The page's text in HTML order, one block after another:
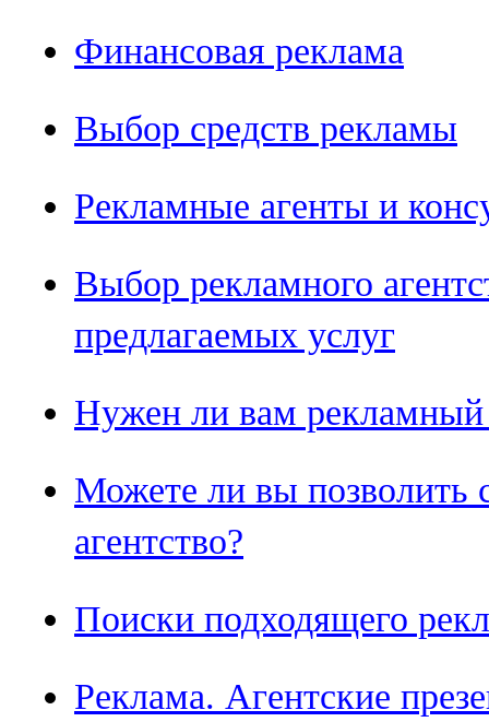
Финансовая реклама
Выбор средств рекламы
Рекламные агенты и
Выбор рекламного
предлагаемых услуг
Нужен ли вам рекламный
Можете ли вы позволить
агентство?
Поиски подходящего
Реклама. Агентские